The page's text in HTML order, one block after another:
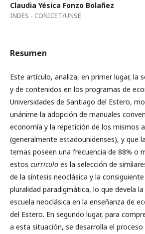
Claudia Yésica Fonzo Bolañez
INDES - CONICET/UNSE
Resumen
Este artículo, analiza, en primer lugar, la
y de contenidos en los programas de
Universidades de Santiago del Estero,
unánime la adopción de manuales
economía y la repetición de los mismos
(generalmente estadounidenses), y que
temas poseen una frecuencia de 88% o
estos curricula es la selección de
de la síntesis neoclásica y la
pluralidad paradigmática, lo que devela
escuela neoclásica en la enseñanza de
del Estero. En segundo lugar, para
a esta situación, se desarrolla el